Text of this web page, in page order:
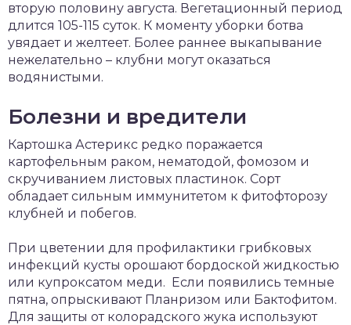
вторую половину августа. Вегетационный период
длится 105-115 суток. К моменту уборки ботва
увядает и желтеет. Более раннее выкапывание
нежелательно – клубни могут оказаться
водянистыми.
Болезни и вредители
Картошка Астерикс редко поражается
картофельным раком, нематодой, фомозом и
скручиванием листовых пластинок. Сорт
обладает сильным иммунитетом к фитофторозу
клубней и побегов.
При цветении для профилактики грибковых
инфекций кусты орошают бордоской жидкостью
или купроксатом меди. Если появились темные
пятна, опрыскивают Планризом или Бактофитом.
Для защиты от колорадского жука используют